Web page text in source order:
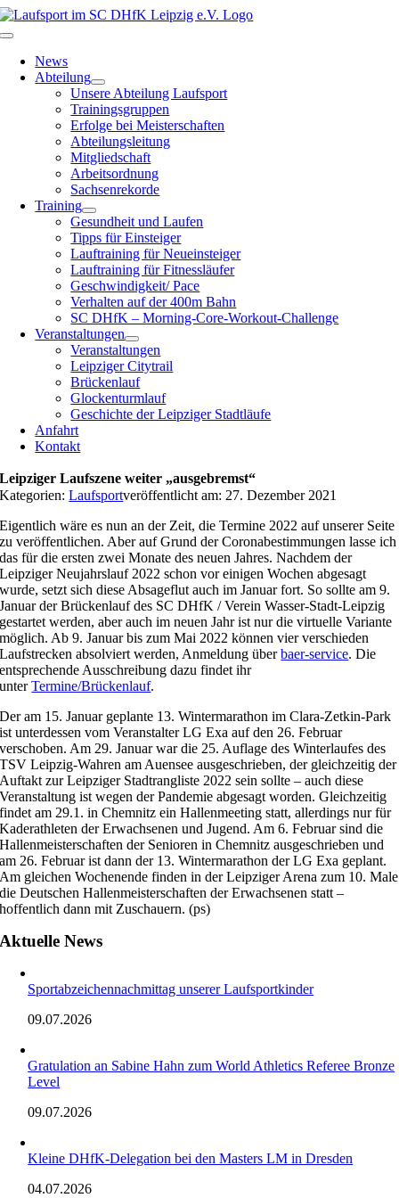
Zum
Inhalt
Toggle
Navigation
News
Abteilung
Unsere Abteilung Laufsport
Trainingsgruppen
Erfolge bei Meisterschaften
Abteilungsleitung
Mitgliedschaft
Arbeitsordnung
Sachsenrekorde
Training
Gesundheit und Laufen
Tipps für Einsteiger
Lauftraining für Neueinsteiger
Lauftraining für Fitnessläufer
Geschwindigkeit/ Pace
Verhalten auf der 400m Bahn
SC DHfK – Morning-Core-Workout-Challenge
Veranstaltungen
Veranstaltungen
Leipziger Citytrail
Brückenlauf
Glockenturmlauf
Geschichte der Leipziger Stadtläufe
Anfahrt
Kontakt
Leipziger Laufszene weiter „ausgebremst“
Kategorien:Laufsportveröffentlicht am: 27. Dezember 2021
Eigentlich wäre es nun an der Zeit, die Termine 2022 auf unserer Seite
zu veröffentlichen. Aber auf Grund der Coronabestimmungen lasse ich
das für die ersten zwei Monate des neuen Jahres. Nachdem der
Leipziger Neujahrslauf 2022 schon vor einigen Wochen abgesagt
wurde, setzt sich diese Absageflut auch im Januar fort. So sollte am 9.
Januar der Brückenlauf des SC DHfK / Verein Wasser-Stadt-Leipzig
gestartet werden, aber auch im neuen Jahr ist nur die virtuelle Variante
möglich. Ab 9. Januar bis zum Mai 2022 können vier verschieden
Laufstrecken absolviert werden, Anmeldung überbaer-service. Die
entsprechende Ausschreibung dazu findet ihr
unterTermine/Brückenlauf.
Der am 15. Januar geplante 13. Wintermarathon im Clara-Zetkin-Park
ist unterdessen vom Veranstalter LG Exa auf den 26. Februar
verschoben. Am 29. Januar war die 25. Auflage des Winterlaufes des
TSV Leipzig-Wahren am Auensee ausgeschrieben, der gleichzeitig der
Auftakt zur Leipziger Stadtrangliste 2022 sein sollte – auch diese
Veranstaltung ist wegen der Pandemie abgesagt worden. Gleichzeitig
findet am 29.1. in Chemnitz ein Hallenmeeting statt, allerdings nur für
Kaderathleten der Erwachsenen und Jugend. Am 6. Februar sind die
Hallenmeisterschaften der Senioren in Chemnitz ausgeschrieben und
am 26. Februar ist dann der 13. Wintermarathon der LG Exa geplant.
Am gleichen Wochenende finden in der Leipziger Arena zum 10. Male
die Deutschen Hallenmeisterschaften der Erwachsenen statt –
hoffentlich dann mit Zuschauern. (ps)
Aktuelle News
Sportabzeichennachmittag unserer Laufsportkinder
09.07.2026
Gratulation an Sabine Hahn zum World Athletics Referee Bronze
Level
09.07.2026
Kleine DHfK-Delegation bei den Masters LM in Dresden
04.07.2026